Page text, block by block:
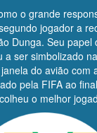
o grande
jogador a
Dunga. Seu papel
a ser simbolizado
do avião com
pela FIFA ao
o melhor